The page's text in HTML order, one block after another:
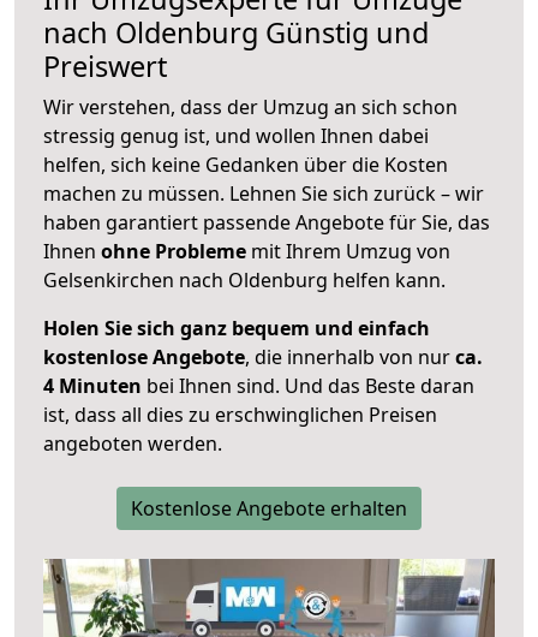
nach Oldenburg Günstig und
Preiswert
Wir verstehen, dass der Umzug an sich schon
stressig genug ist, und wollen Ihnen dabei
helfen, sich keine Gedanken über die Kosten
machen zu müssen. Lehnen Sie sich zurück – wir
haben garantiert passende Angebote für Sie, das
Ihnen ohne Probleme mit Ihrem Umzug von
Gelsenkirchen nach Oldenburg helfen kann.
Holen Sie sich ganz bequem und einfach
kostenlose Angebote, die innerhalb von nurca.
4 Minuten bei Ihnen sind. Und das Beste daran
ist, dass all dies zu erschwinglichen Preisen
angeboten werden.
Kostenlose Angebote erhalten